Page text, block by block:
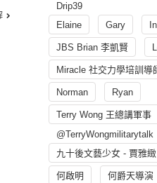
Drip39
Elaine
Gary In
JBS Brian 李凱賢
Miracle 社交力學培訓導
Norman Ryan
Terry Wong 王總講軍事
@TerryWongmilitarytalk
九十後文藝少女 - 賈雅緻
何啟明 何爵天導演